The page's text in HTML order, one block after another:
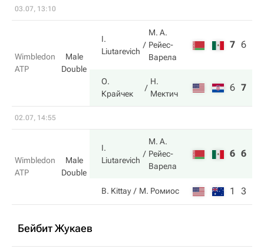
03.07, 13:10
Wimbledon
ATP
Male
Double
I.
Liutarevich
М. А.
Рейес-
Варела
7 6
О.
Крайчек
Н.
Мектич
6 7
02.07, 14:55
Wimbledon
ATP
Male
Double
I.
Liutarevich
М. А.
Рейес-
Варела
6 6
B. Kittay М. Ромиос 1 3
Бейбит Жукаев